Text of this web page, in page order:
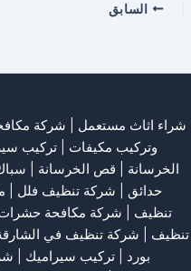
السابق
شراء اثاث مستعمل شركة
وتركيب مكيفات | تركيب
الخرسانة | قص الخرسانة |
حدائق
شركة تنظيف فلل
تنظيف
شركة مكافحة
تنظيف
شركة تنظيف في
بورد | تركيب سيراميك